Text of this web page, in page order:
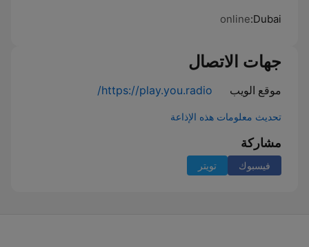
Dubai:
online
جهات الاتصال
موقع الويب https://play.you.radio/
تحديث معلومات هذه الإذاعة
مشاركة
فيسبوك تويتر